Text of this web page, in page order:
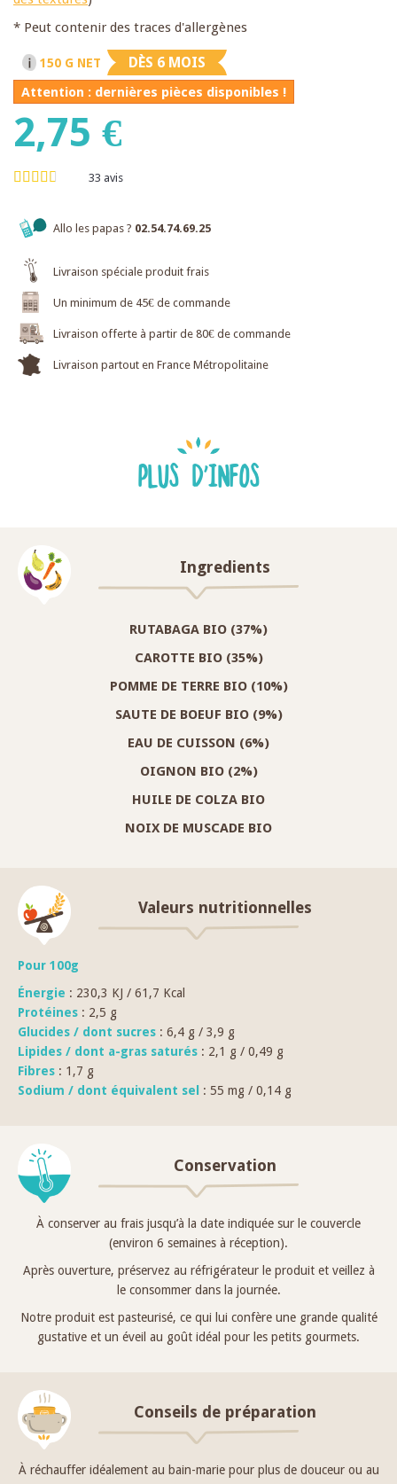
* Peut contenir des traces d'allergènes
150 G NET DÈS 6 MOIS
Attention : dernières pièces disponibles !
2,75 €
33 avis
Allo les papas ? 02.54.74.69.25
Livraison spéciale produit frais
Un minimum de 45€ de commande
Livraison offerte à partir de 80€ de commande
Livraison partout en France Métropolitaine
PLUS D'INFOS
Ingredients
RUTABAGA BIO (37%)
CAROTTE BIO (35%)
POMME DE TERRE BIO (10%)
SAUTE DE BOEUF BIO (9%)
EAU DE CUISSON (6%)
OIGNON BIO (2%)
HUILE DE COLZA BIO
NOIX DE MUSCADE BIO
Valeurs nutritionnelles
Pour 100g
Énergie : 230,3 KJ / 61,7 Kcal
Protéines : 2,5 g
Glucides / dont sucres : 6,4 g / 3,9 g
Lipides / dont a-gras saturés : 2,1 g / 0,49 g
Fibres : 1,7 g
Sodium / dont équivalent sel
: 55 mg / 0,14 g
Conservation
À conserver au frais jusqu’à la date indiquée sur le couvercle
(environ 6 semaines à réception).
Après ouverture, préservez au réfrigérateur le produit et veillez à
le consommer dans la journée.
Notre produit est pasteurisé, ce qui lui confère une grande qualité
gustative et un éveil au goût idéal pour les petits gourmets.
Conseils de préparation
À réchauffer idéalement au bain-marie pour plus de douceur ou au